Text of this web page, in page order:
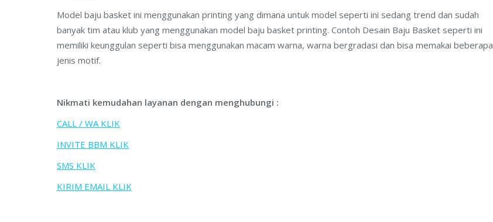
Model baju basket ini menggunakan printing yang dimana untuk model seperti ini sedang trend dan sudah
banyak tim atau klub yang menggunakan model baju basket printing. Contoh Desain Baju Basket seperti ini
memiliki keunggulan seperti bisa menggunakan macam warna, warna bergradasi dan bisa memakai beberapa
jenis motif.
Nikmati kemudahan layanan dengan menghubungi :
CALL / WA KLIK
INVITE BBM KLIK
SMS KLIK
KIRIM EMAIL KLIK